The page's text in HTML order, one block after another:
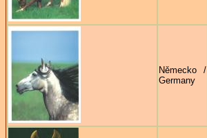
Německo /
Germany